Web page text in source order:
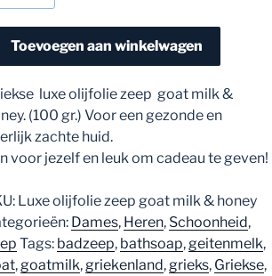
Toevoegen aan winkelwagen
luxe olijfolie zeep goat milk &
(100 gr.) Voor een gezonde en
zachte huid.
voor jezelf en leuk om cadeau te geven!
Luxe olijfolie zeep goat milk & honey
Dames, Heren, Schoonheid,
Tags: badzeep, bathsoap,geitenmelk,
,goatmilk,griekenland,grieks, Griekse,